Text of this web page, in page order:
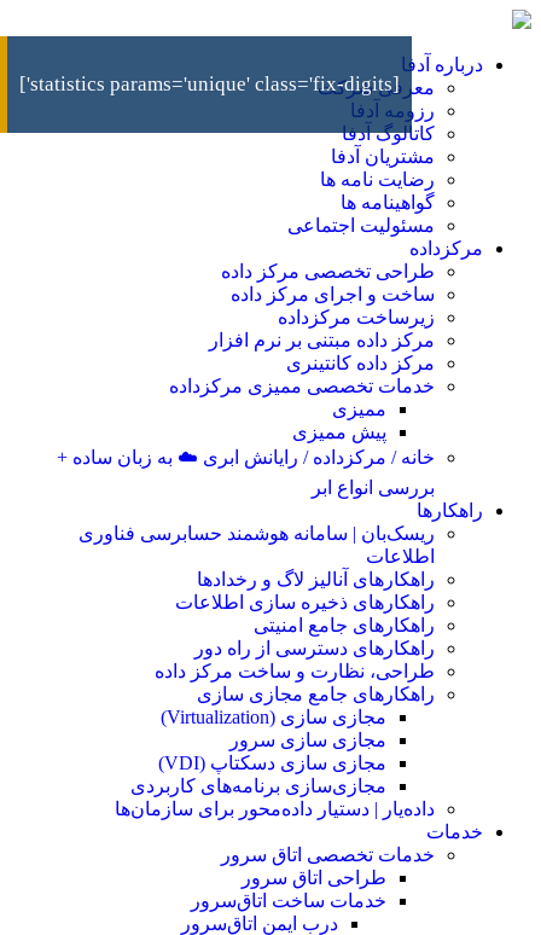
درباره آدفا
معرفی شرکت
رزومه آدفا
کاتالوگ آدفا
مشتریان آدفا
رضایت نامه ها
گواهینامه ها
مسئولیت اجتماعی
مرکزداده
طراحی تخصصی مرکز داده
ساخت و اجرای مرکز داده
زیرساخت مرکزداده
مرکز داده مبتنی بر نرم افزار
مرکز داده کانتینری
خدمات تخصصی ممیزی مرکزداده
ممیزی
پیش ممیزی
خانه / مرکزداده / رایانش ابری ☁️ به زبان ساده +
بررسی انواع ابر
راهکارها
ریسک‌بان | سامانه هوشمند حسابرسی فناوری
اطلاعات
راهکارهای آنالیز لاگ و رخدادها
راهکارهای ذخیره سازی اطلاعات
راهکارهای جامع امنیتی
راهکارهای دسترسی از راه دور
طراحی، نظارت و ساخت مرکز داده
راهکارهای جامع مجازی سازی
مجازی سازی (Virtualization)
مجازی‌ سازی سرور
مجازی‌ سازی دسکتاپ (VDI)
مجازی‌سازی برنامه‌های کاربردی
داده‌یار | دستیار داده‌محور برای سازمان‌ها
خدمات
خدمات تخصصی اتاق سرور
طراحی اتاق‌ سرور
خدمات ساخت اتاق‌سرور
درب ایمن اتاق‌سرور
[statistics params='unique' class='fix-digits']